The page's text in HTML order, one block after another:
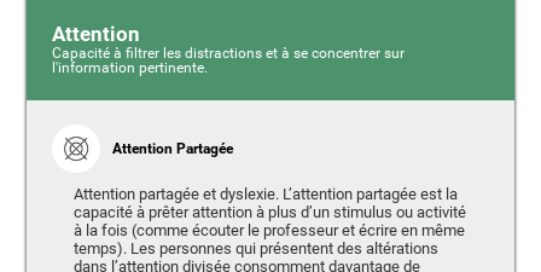
Attention
Capacité à filtrer les distractions et à se concentrer sur
l'information pertinente.
Attention Partagée
Attention partagée et dyslexie. L’attention partagée est la
capacité à prêter attention à plus d’un stimulus ou activité
à la fois (comme écouter le professeur et écrire en même
temps). Les personnes qui présentent des altérations
dans l’attention divisée consomment davantage de